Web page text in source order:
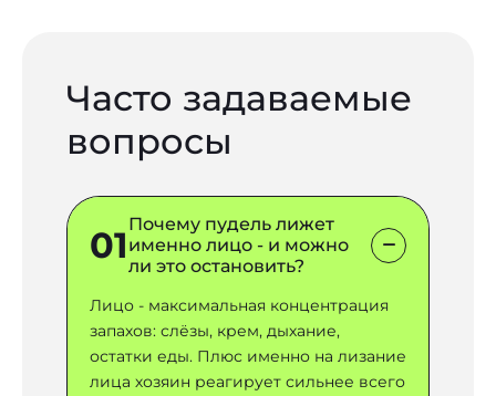
Часто задаваемые
вопросы
01 Почему пудель лижет
именно лицо - и можно
ли это остановить?
Лицо - максимальная концентрация
запахов: слёзы, крем, дыхание,
остатки еды. Плюс именно на лизание
лица хозяин реагирует сильнее всего